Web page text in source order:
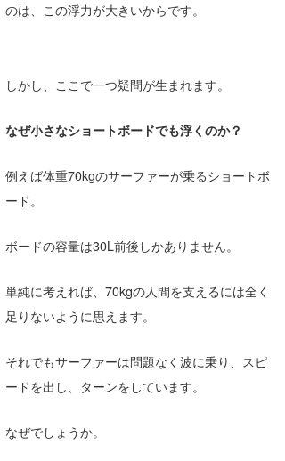
のは、この浮力が大きいからです。
しかし、ここで一つ疑問が生まれます。
なぜ小さなショートボードでも浮くのか？
例えば体重70kgのサーファーが乗るショートボ
ード。
ボードの容量は30L前後しかありません。
単純に考えれば、70kgの人間を支えるには全く
足りないように思えます。
それでもサーファーは問題なく波に乗り、スピ
ードを出し、ターンをしています。
なぜでしょうか。
OYZ
Soulman
VAGY
まっきー
小川予報士